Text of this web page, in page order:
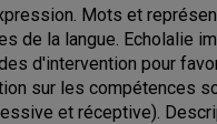
Mots et
de la langue. Echolalie
d'intervention pour
sur les compétences
et réceptive).